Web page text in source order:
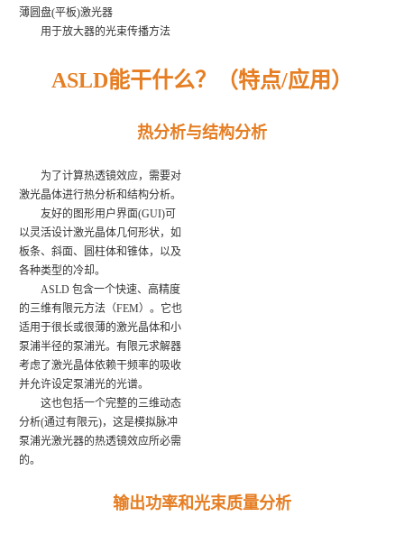
薄圆盘(平板)激光器
用于放大器的光束传播方法
ASLD能干什么？（特点/应用 ）
热分析与结构分析
为了计算热透镜效应，需要对
激光晶体进行热分析和结构分析。
友好的图形用户界面(GUI)可
以灵活设计激光晶体几何形状，如
板条、斜面、圆柱体和锥体，以及
各种类型的冷却。
ASLD 包含一个快速、高精度
的三维有限元方法（FEM）。它也
适用于很长或很薄的激光晶体和小
泵浦半径的泵浦光。有限元求解器
考虑了激光晶体依赖干频率的吸收
并允许设定泵浦光的光谱。
这也包括一个完整的三维动态
分析(通过有限元)，这是模拟脉冲
泵浦光激光器的热透镜效应所必需
的。
输出功率和光束质量分析